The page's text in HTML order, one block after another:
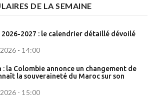
DE LA SEMAINE
2027 : le calendrier détaillé dévoilé
- 14:00
: la Colombie annonce un changement de
la souveraineté du Maroc sur son
- 15:00